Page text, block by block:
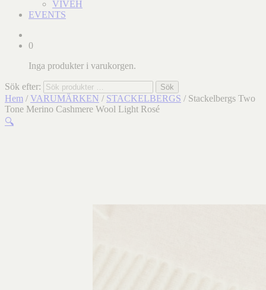
VIVEH
EVENTS
0
Inga produkter i varukorgen.
Sök efter: Sök
Hem / VARUMÄRKEN / STACKELBERGS / Stackelbergs Two
Tone Merino Cashmere Wool Light Rosé
🔍